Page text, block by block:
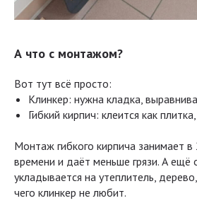
А что с монтажом?
Вот тут всё просто:
Клинкер: нужна кладка,
Гибкий кирпич: клеится как
Монтаж гибкого кирпича занимает
времени и даёт меньше грязи. А ещё
укладывается на утеплитель,
чего клинкер не любит.